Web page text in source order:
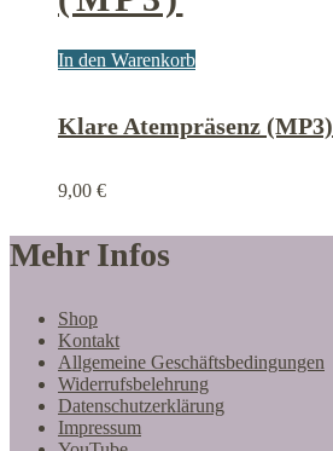
In den Warenkorb
Klare Atempräsenz (MP3)
9,00 €
Mehr Infos
Shop
Kontakt
Allgemeine Geschäftsbedingungen
Widerrufsbelehrung
Datenschutzerklärung
Impressum